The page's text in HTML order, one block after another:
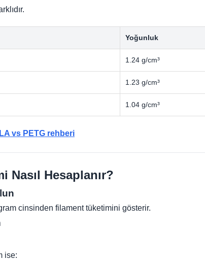
Yoğunluk
1.24 g/cm³
1.23 g/cm³
1.04 g/cm³
vs PETG rehberi
Nasıl Hesaplanır?
cinsinden filament tüketimini gösterir.
ise: